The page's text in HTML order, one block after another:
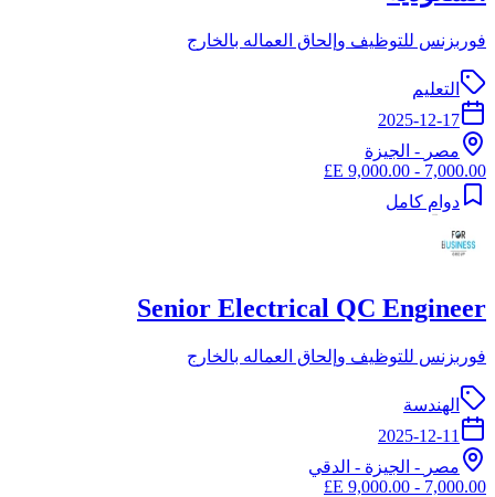
فوربزنس للتوظيف وإلحاق العماله بالخارج
التعليم
2025-12-17
مصر - الجيزة
7,000.00 - 9,000.00 E£
دوام كامل
Senior Electrical QC Engineer
فوربزنس للتوظيف وإلحاق العماله بالخارج
الهندسة
2025-12-11
مصر - الجيزة - الدقي
7,000.00 - 9,000.00 E£